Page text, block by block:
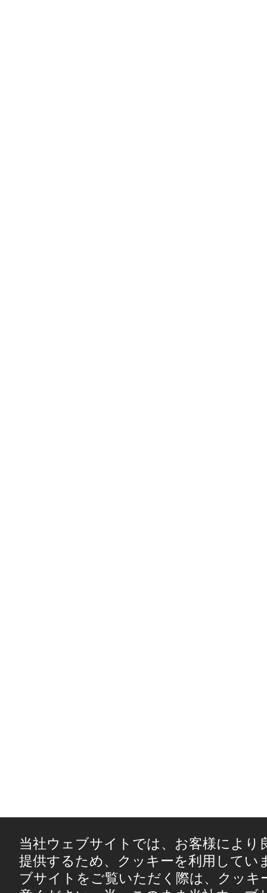
当社ウェブサイトでは、お客様により
提供するため、クッキーを利用してい
ブサイトをご覧いただく際は、クッキ